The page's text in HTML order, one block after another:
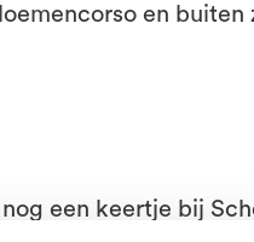
en
een keertje bij